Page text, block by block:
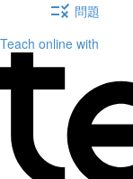
問題
Teach online with